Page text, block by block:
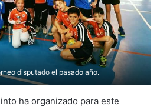
disputado el pasado año.
ha organizado para este